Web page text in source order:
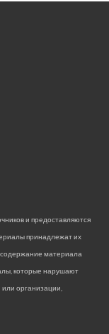
и предоставляются
принадлежат их
материала
которые нарушают
организации,